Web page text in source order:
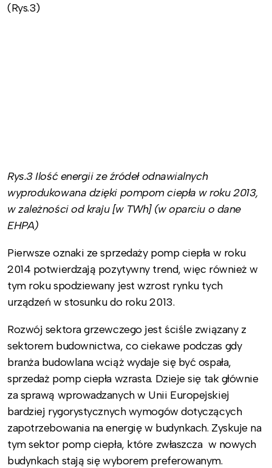
(Rys.3)
Rys.3 Ilość energii ze źródeł odnawialnych
wyprodukowana dzięki pompom ciepła w roku 2013,
w zależności od kraju [w TWh] (w oparciu o dane
EHPA)
Pierwsze oznaki ze sprzedaży pomp ciepła w roku
2014 potwierdzają pozytywny trend, więc również w
tym roku spodziewany jest wzrost rynku tych
urządzeń w stosunku do roku 2013.
Rozwój sektora grzewczego jest ściśle związany z
sektorem budownictwa, co ciekawe podczas gdy
branża budowlana wciąż wydaje się być ospała,
sprzedaż pomp ciepła wzrasta. Dzieje się tak głównie
za sprawą wprowadzanych w Unii Europejskiej
bardziej rygorystycznych wymogów dotyczących
zapotrzebowania na energię w budynkach. Zyskuje na
tym sektor pomp ciepła, które zwłaszcza w nowych
budynkach stają się wyborem preferowanym.